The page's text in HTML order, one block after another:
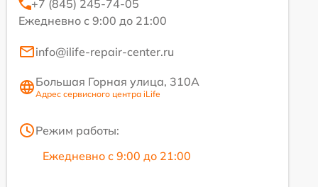
+7 (845) 245-74-05
Ежедневно с 9:00 до 21:00
info@ilife-repair-center.ru
Большая Горная улица, 310А
Адрес сервисного центра iLife
Режим работы:
Ежедневно с 9:00 до 21:00